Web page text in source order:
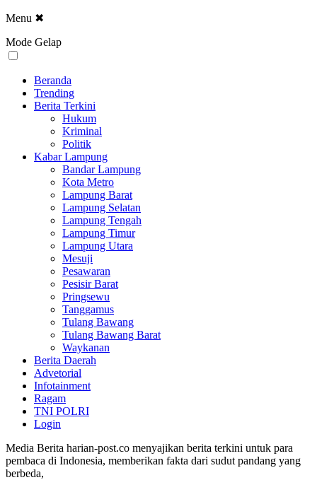
Menu ✖
Mode Gelap
Beranda
Trending
Berita Terkini
Hukum
Kriminal
Politik
Kabar Lampung
Bandar Lampung
Kota Metro
Lampung Barat
Lampung Selatan
Lampung Tengah
Lampung Timur
Lampung Utara
Mesuji
Pesawaran
Pesisir Barat
Pringsewu
Tanggamus
Tulang Bawang
Tulang Bawang Barat
Waykanan
Berita Daerah
Advetorial
Infotainment
Ragam
TNI POLRI
Login
Media Berita harian-post.co menyajikan berita terkini untuk para
pembaca di Indonesia, memberikan fakta dari sudut pandang yang
berbeda,